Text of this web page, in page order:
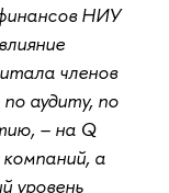
НИУ
членов
аудиту, по
– на Q
компаний, а
уровень